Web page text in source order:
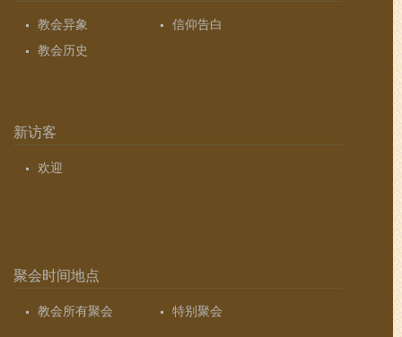
教会异象
信仰告白
教会历史
新访客
欢迎
聚会时间地点
教会所有聚会 特别聚会